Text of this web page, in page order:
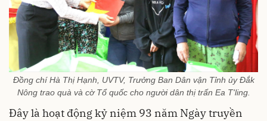
Đồng chí Hà Thị Hạnh, UVTV, Trưởng Ban Dân vận Tỉnh ủy Đắk
Nông trao quà và cờ Tổ quốc cho người dân thị trấn Ea T'ling.
Đây là hoạt động kỷ niệm 93 năm Ngày truyền